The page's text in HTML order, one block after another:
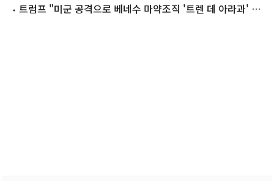
믿어트럼프 "미군 공격으로 베네수 마약조직 '트렌 데 아라과' 수